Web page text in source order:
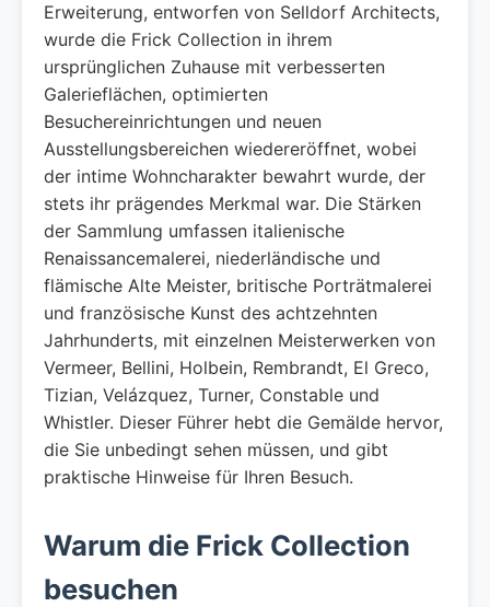
Erweiterung, entworfen von Selldorf Architects,
wurde die Frick Collection in ihrem
ursprünglichen Zuhause mit verbesserten
Galerieflächen, optimierten
Besuchereinrichtungen und neuen
Ausstellungsbereichen wiedereröffnet, wobei
der intime Wohncharakter bewahrt wurde, der
stets ihr prägendes Merkmal war. Die Stärken
der Sammlung umfassen italienische
Renaissancemalerei, niederländische und
flämische Alte Meister, britische Porträtmalerei
und französische Kunst des achtzehnten
Jahrhunderts, mit einzelnen Meisterwerken von
Vermeer, Bellini, Holbein, Rembrandt, El Greco,
Tizian, Velázquez, Turner, Constable und
Whistler. Dieser Führer hebt die Gemälde hervor,
die Sie unbedingt sehen müssen, und gibt
praktische Hinweise für Ihren Besuch.
Warum die Frick Collection
besuchen